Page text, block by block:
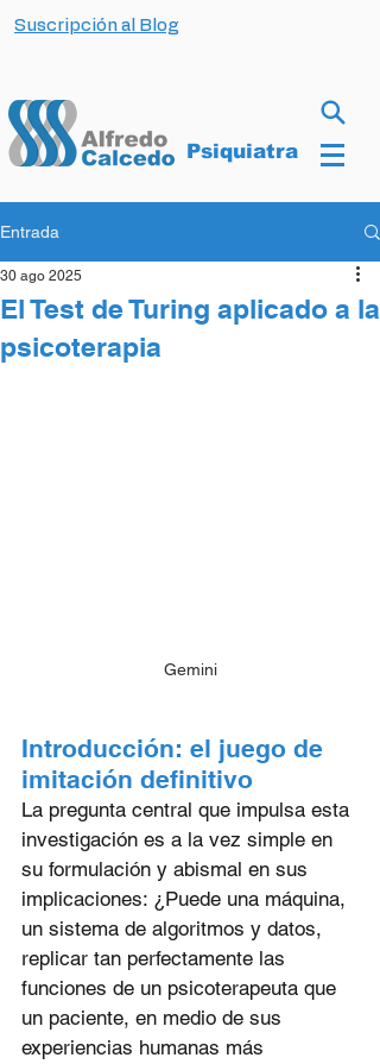
Suscripción al Blog
Psiquiatra
Entrada
El Test de Turing aplicado a la
psicoterapia
30 ago 2025
Gemini
Introducción: el juego de
imitación definitivo
La pregunta central que impulsa esta
investigación es a la vez simple en
su formulación y abismal en sus
implicaciones: ¿Puede una máquina,
un sistema de algoritmos y datos,
replicar tan perfectamente las
funciones de un psicoterapeuta que
un paciente, en medio de sus
experiencias humanas más